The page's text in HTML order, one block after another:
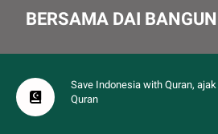
BERSAMA DAI
Save Indonesia with Quran,
Quran